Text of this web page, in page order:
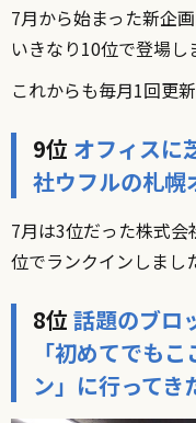
7月から始まった新企
いきなり10位で登場し
これからも毎月1回更
9位 オフィスに
社ウフルの札幌
7月は3位だった株式
位でランクインしまし
8位 話題のブロ
「初めてでも
ン」に行ってき